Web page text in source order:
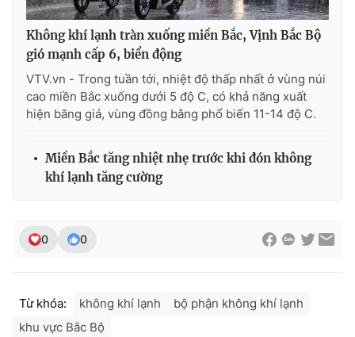
Ðiện thoại Thời báo VTV:024.66 897 897
Email:toasoan@vtv.vn
Liên hệ quảng cáo:024-7300.7108
thông tin từ website này.
Không khí lạnh tràn xuống miền Bắc, Vịnh Bắc Bộ
gió mạnh cấp 6, biển động
VTV.vn - Trong tuần tới, nhiệt độ thấp nhất ở vùng núi
cao miền Bắc xuống dưới 5 độ C, có khả năng xuất
hiện băng giá, vùng đồng bằng phổ biến 11-14 độ C.
Miền Bắc tăng nhiệt nhẹ trước khi đón không
khí lạnh tăng cường
0 0
Từ khóa: không khí lạnh
bộ phận không khí lạnh
khu vực Bắc Bộ